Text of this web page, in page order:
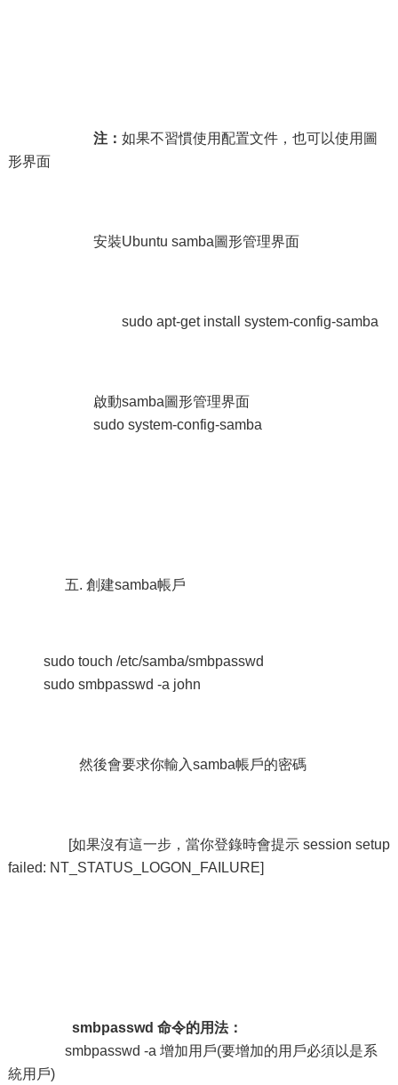
注： 如果不習慣使用配置文件，也可以使用圖
形界面
安裝Ubuntu samba圖形管理界面
sudo apt-get install system-config-samba
啟動samba圖形管理界面
sudo system-config-samba
五. 創建samba帳戶
sudo touch /etc/samba/smbpasswd
sudo smbpasswd -a john
然後會要求你輸入samba帳戶的密碼
[如果沒有這一步，當你登錄時會提示 session setup
failed: NT_STATUS_LOGON_FAILURE]
smbpasswd 命令的用法：
smbpasswd -a 增加用戶(要增加的用戶必須以是系
統用戶)